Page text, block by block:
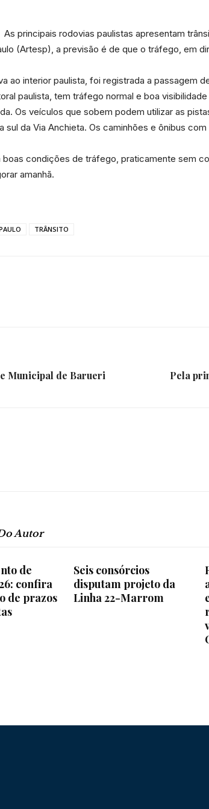
Portal
de
As principais rodovias paulistas apresentam
(Artesp), a previsão é de que o tráfego, em
ao interior paulista, foi registrada a passagem
paulista, tem tráfego normal e boa
Os veículos que sobem podem utilizar as
da Via Anchieta. Os caminhões e ônibus
condições de tráfego, praticamente sem
amanhã.
TRÂNSITO
Municipal de Barueri Pela
Autor
de
confira
de prazos
Seis consórcios
disputam projeto da
Linha 22-Marrom